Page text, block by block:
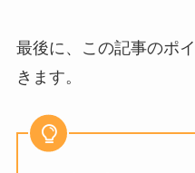
最後に、この記事のポ
きます。